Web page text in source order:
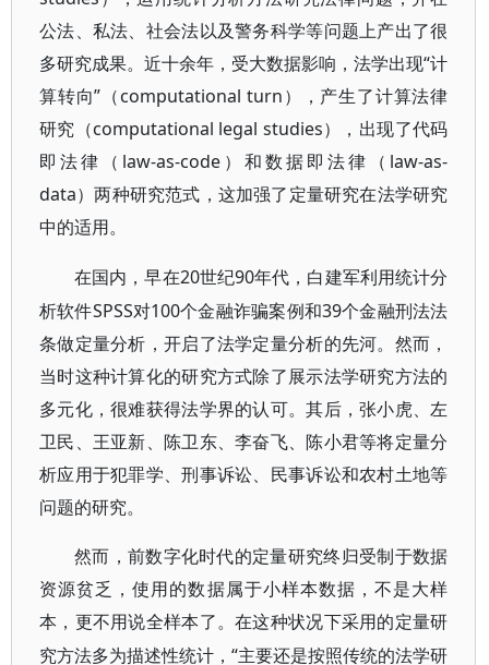
公法、私法、社会法以及警务科学等问题上产出了很
多研究成果。近十余年，受大数据影响，法学出现“计
算转向”（computational turn），产生了计算法律
研究（computational legal studies），出现了代码
即法律（law-as-code）和数据即法律（law-as-
data）两种研究范式，这加强了定量研究在法学研究
中的适用。
在国内，早在20世纪90年代，白建军利用统计分
析软件SPSS对100个金融诈骗案例和39个金融刑法法
条做定量分析，开启了法学定量分析的先河。然而，
当时这种计算化的研究方式除了展示法学研究方法的
多元化，很难获得法学界的认可。其后，张小虎、左
卫民、王亚新、陈卫东、李奋飞、陈小君等将定量分
析应用于犯罪学、刑事诉讼、民事诉讼和农村土地等
问题的研究。
然而，前数字化时代的定量研究终归受制于数据
资源贫乏，使用的数据属于小样本数据，不是大样
本，更不用说全样本了。在这种状况下采用的定量研
究方法多为描述性统计，“主要还是按照传统的法学研